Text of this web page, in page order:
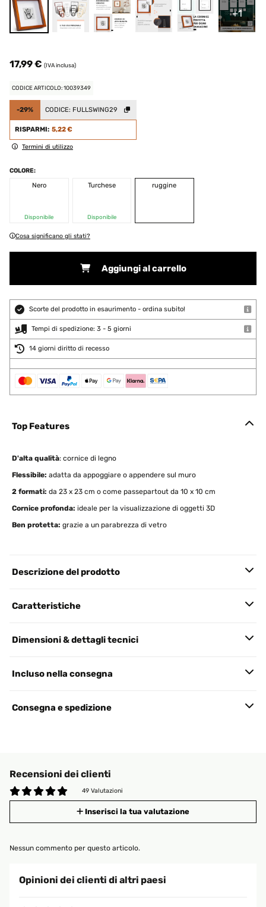
+1
17,99 € (IVA inclusa)
CODICE ARTICOLO: 10039349
-29% CODICE: FULLSWING29
RISPARMI: 5,22 €
Termini di utilizzo
COLORE:
Nero
Disponibile
Turchese
Disponibile
ruggine
Cosa significano gli stati?
Aggiungi al carrello
Scorte del prodotto in esaurimento - ordina subito!
Tempi di spedizione: 3 - 5 giorni
14 giorni diritto di recesso
Top Features
D'alta qualità: cornice di legno
Flessibile: adatta da appoggiare o appendere sul muro
2 formati: da 23 x 23 cm o come passepartout da 10 x 10 cm
Cornice profonda: ideale per la visualizzazione di oggetti 3D
Ben protetta: grazie a un parabrezza di vetro
Descrizione del prodotto
Caratteristiche
Dimensioni & dettagli tecnici
Incluso nella consegna
Consegna e spedizione
Recensioni dei clienti
49 Valutazioni
Inserisci la tua valutazione
Nessun commento per questo articolo.
Opinioni dei clienti di altri paesi